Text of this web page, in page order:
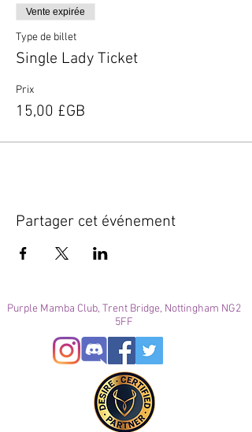
Vente expirée
Type de billet
Single Lady Ticket
Prix
15,00 £GB
Partager cet événement
Purple Mamba Club, Trent Bridge, Nottingham NG2
5FF